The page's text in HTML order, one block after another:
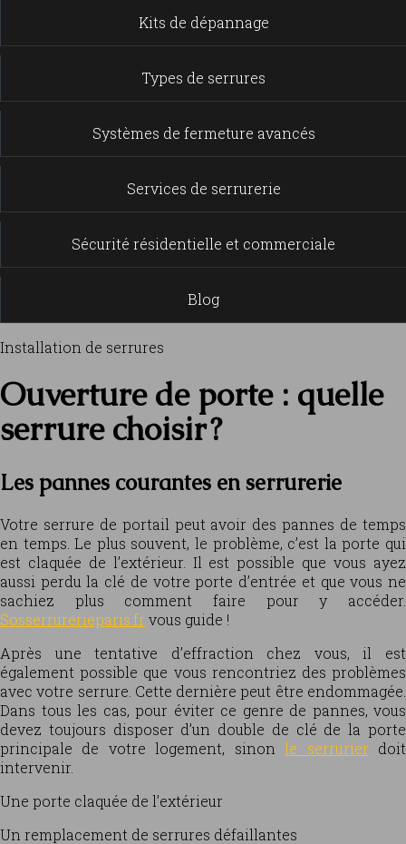
Kits de dépannage
Types de serrures
Systèmes de fermeture avancés
Services de serrurerie
Sécurité résidentielle et commerciale
Blog
Installation de serrures
Ouverture de porte : quelle
serrure choisir ?
Les pannes courantes en serrurerie
Votre serrure de portail peut avoir des pannes de temps
en temps. Le plus souvent, le problème, c’est la porte qui
est claquée de l’extérieur. Il est possible que vous ayez
aussi perdu la clé de votre porte d’entrée et que vous ne
sachiez plus comment faire pour y accéder.
Sosserrurerieparis.fr vous guide !
Après une tentative d’effraction chez vous, il est
également possible que vous rencontriez des problèmes
avec votre serrure. Cette dernière peut être endommagée.
Dans tous les cas, pour éviter ce genre de pannes, vous
devez toujours disposer d’un double de clé de la porte
principale de votre logement, sinonle serrurier doit
intervenir.
Une porte claquée de l’extérieur
Un remplacement de serrures défaillantes